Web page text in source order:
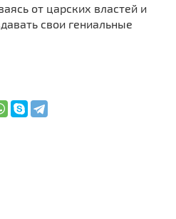
от царских властей и
свои гениальные